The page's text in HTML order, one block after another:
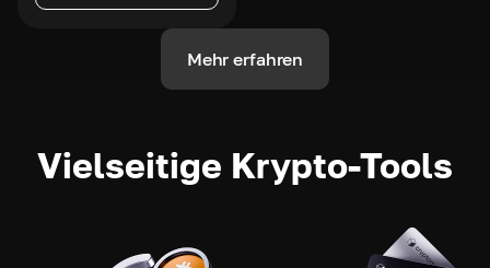
Mehr erfahren
Vielseitige Krypto-Tools